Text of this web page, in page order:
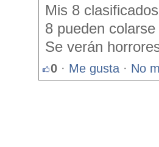
Mis 8
8 pueden
Se verán
0 · Me gusta · No